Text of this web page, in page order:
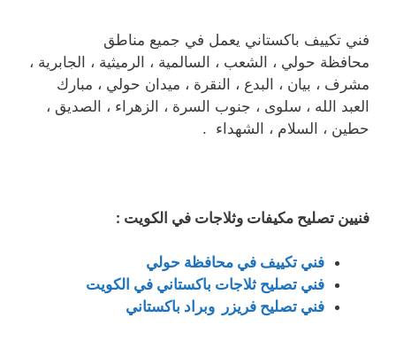
فني تكييف باكستاني يعمل في جميع مناطق
محافظة حولي ، الشعب ، السالمية ، الرميثية ، الجابرية ،
مشرف ، بيان ، البدع ، النقرة ، ميدان حولي ، مبارك
العبد الله ، سلوى ، جنوب السرة ، الزهراء ، الصديق ،
حطين ، السلام ، الشهداء .
فنيين تصليح مكيفات وثلاجات في الكويت :
فني تكييف في محافظة حولي
فني تصليح ثلاجات باكستاني في الكويت
فني تصليح فريزر وبراد باكستاني